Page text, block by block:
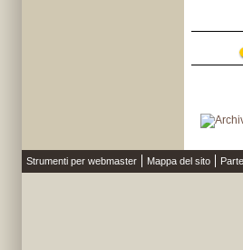
Strumenti per webmaster Mappa del sito